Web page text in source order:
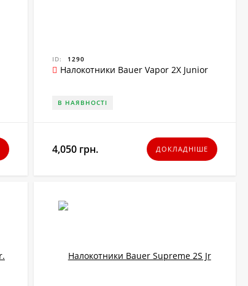
ID: 1290
Налокотники Bauer Vapor 2X Junior
В НАЯВНОСТІ
4,050 грн. ДОКЛАДНІШЕ